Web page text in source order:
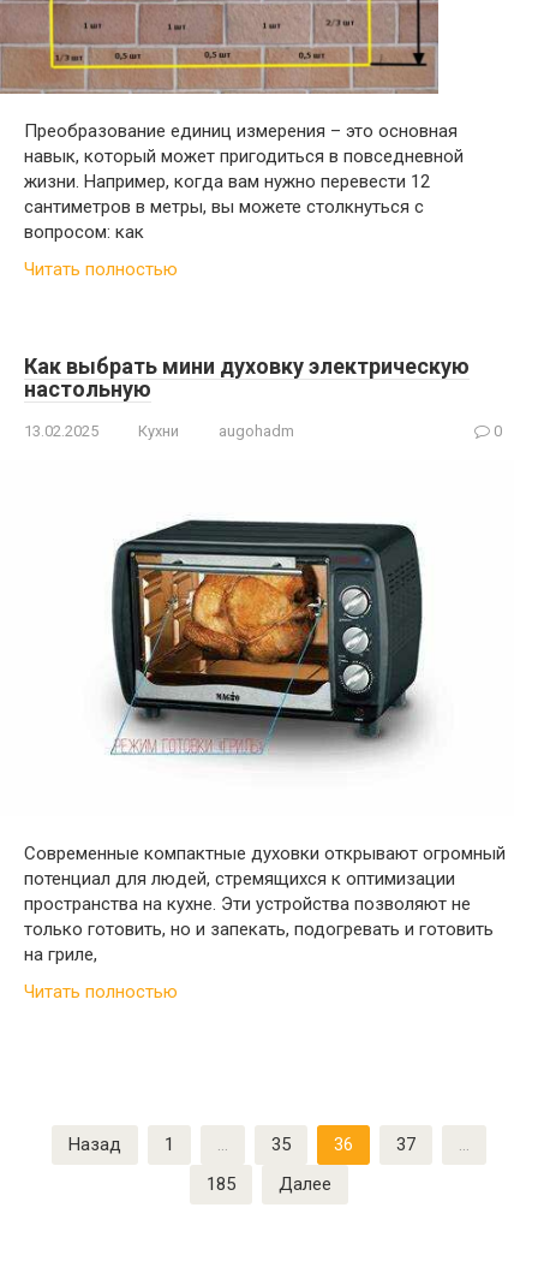
Преобразование единиц измерения – это основная
навык, который может пригодиться в повседневной
жизни. Например, когда вам нужно перевести 12
сантиметров в метры, вы можете столкнуться с
вопросом: как
Читать полностью
Как выбрать мини духовку электрическую
настольную
13.02.2025 Кухни augohadm 0
Современные компактные духовки открывают огромный
потенциал для людей, стремящихся к оптимизации
пространства на кухне. Эти устройства позволяют не
только готовить, но и запекать, подогревать и готовить
на гриле,
Читать полностью
Пагинация
записей
Назад 1 … 35 36 37
…
185
Далее